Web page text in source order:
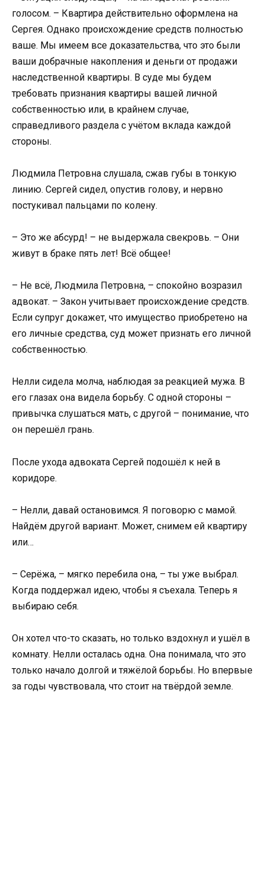
голосом. – Квартира действительно оформлена на
Сергея. Однако происхождение средств полностью
ваше. Мы имеем все доказательства, что это были
ваши добрачные накопления и деньги от продажи
наследственной квартиры. В суде мы будем
требовать признания квартиры вашей личной
собственностью или, в крайнем случае,
справедливого раздела с учётом вклада каждой
стороны.
Людмила Петровна слушала, сжав губы в тонкую
линию. Сергей сидел, опустив голову, и нервно
постукивал пальцами по колену.
– Это же абсурд! – не выдержала свекровь. – Они
живут в браке пять лет! Всё общее!
– Не всё, Людмила Петровна, – спокойно возразил
адвокат. – Закон учитывает происхождение средств.
Если супруг докажет, что имущество приобретено на
его личные средства, суд может признать его личной
собственностью.
Нелли сидела молча, наблюдая за реакцией мужа. В
его глазах она видела борьбу. С одной стороны –
привычка слушаться мать, с другой – понимание, что
он перешёл грань.
После ухода адвоката Сергей подошёл к ней в
коридоре.
– Нелли, давай остановимся. Я поговорю с мамой.
Найдём другой вариант. Может, снимем ей квартиру
или…
– Серёжа, – мягко перебила она, – ты уже выбрал.
Когда поддержал идею, чтобы я съехала. Теперь я
выбираю себя.
Он хотел что-то сказать, но только вздохнул и ушёл в
комнату. Нелли осталась одна. Она понимала, что это
только начало долгой и тяжёлой борьбы. Но впервые
за годы чувствовала, что стоит на твёрдой земле.